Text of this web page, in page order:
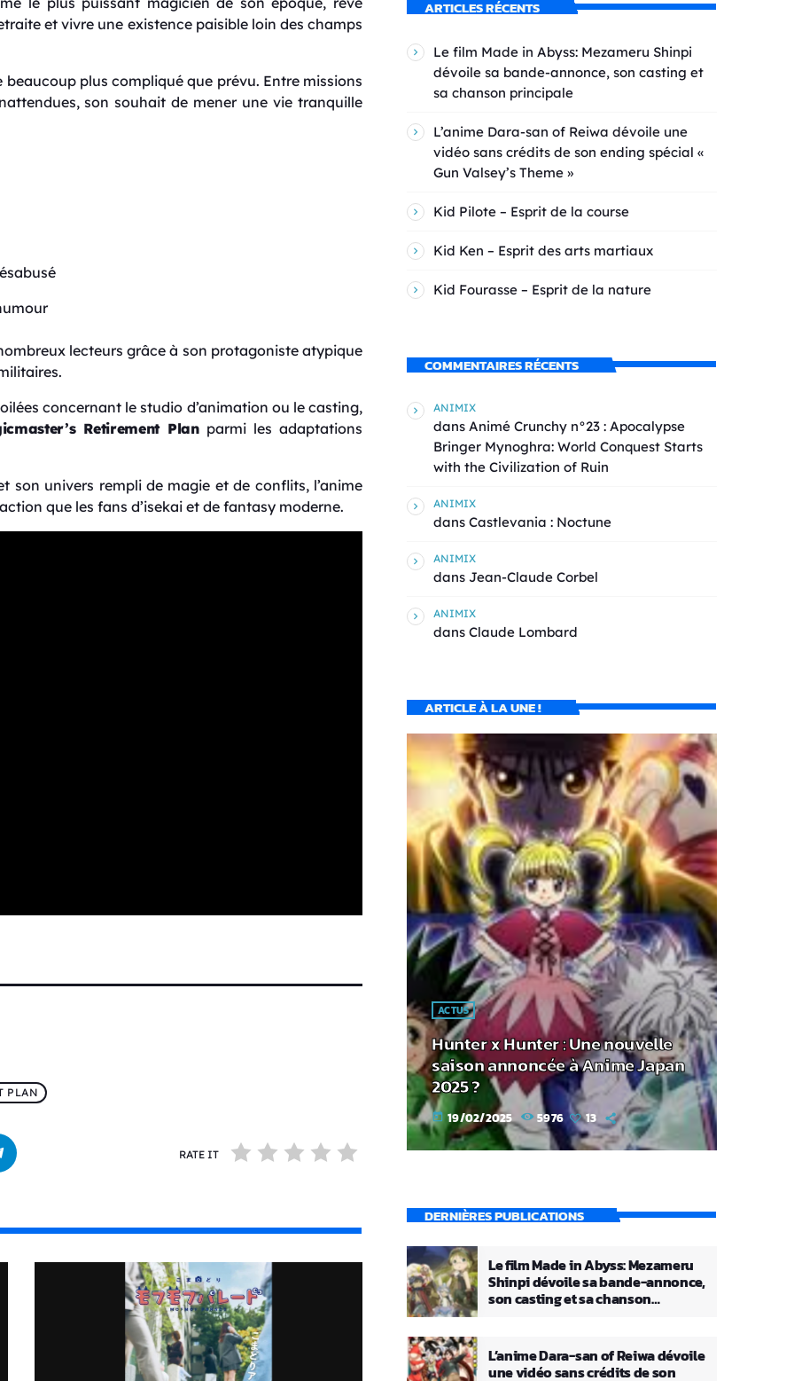
et vivre une existence paisible loin des champs
plus compliqué que prévu. Entre missions
son souhait de mener une vie tranquille
lecteurs grâce à son protagoniste atypique
concernant le studio d’animation ou le casting,
Retirement Planparmi les adaptations
son univers rempli de magie et de conflits, l’anime
que les fans d’isekai et de fantasy moderne.
PLAN
RATE IT
ARTICLES RÉCENTS
Le film Made in Abyss: Mezameru Shinpi
dévoile sa bande-annonce, son casting et
sa chanson principale
L’anime Dara-san of Reiwa dévoile une
vidéo sans crédits de son ending spécial «
Gun Valsey’s Theme »
Kid Pilote – Esprit de la course
Kid Ken – Esprit des arts martiaux
Kid Fourasse – Esprit de la nature
COMMENTAIRES RÉCENTS
ANIMIX
dans Animé Crunchy n°23 : Apocalypse
Bringer Mynoghra: World Conquest Starts
with the Civilization of Ruin
ANIMIX
dans Castlevania : Noctune
ANIMIX
dans Jean-Claude Corbel
ANIMIX
dans Claude Lombard
ARTICLE À LA UNE !
ACTUS
Hunter x Hunter : Une nouvelle
saison annoncée à Anime Japan
2025 ?
today 19/02/2025 5976 13
DERNIÈRES PUBLICATIONS
Le film Made in Abyss: Mezameru
Shinpi dévoile sa bande-annonce,
son casting et sa chanson
L’anime Dara-san of Reiwa dévoile
une vidéo sans crédits de son